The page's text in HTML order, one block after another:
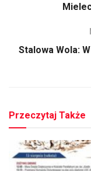
Stalowa Wola:
Przeczytaj Także